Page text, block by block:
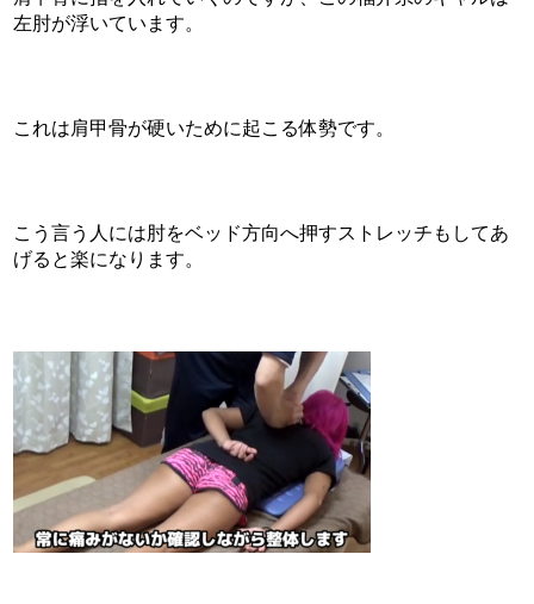
左肘が浮いています。
これは肩甲骨が硬いために起こる体勢です。
こう言う人には肘をベッド方向へ押すストレッチもしてあ
げると楽になります。